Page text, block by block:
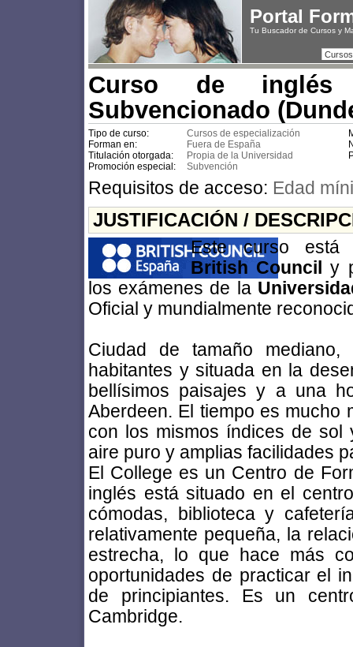
Portal
Tu Buscador de Cursos y
Curso de inglés
Subvencionado
Tipo de curso: Cursos de especialización
Forman en:
Fuera de España
Titulación otorgada:
Propia de la Universidad
Promoción especial:
Subvención
Requisitos de acceso: Edad
JUSTIFICACIÓN /
Este curso
British Council
y
los exámenes de la
Oficial y mundialmente
Ciudad de tamaño
habitantes y situada en la
bellísimos paisajes y a una
Aberdeen. El tiempo es mucho
con los mismos índices de
aire puro y amplias facilidades
El College es un Centro de
inglés está situado en el
cómodas, biblioteca y
relativamente pequeña, la
estrecha, lo que hace más
oportunidades de practicar el
de principiantes. Es un
Cambridge.